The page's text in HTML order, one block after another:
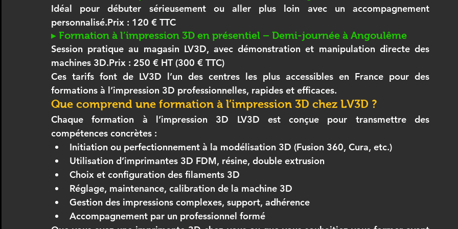
Idéal pour débuter sérieusement ou aller plus loin avec un accompagnement
personnalisé.Prix : 120 € TTC
▸ Formation à l’impression 3D en présentiel – Demi-journée à Angoulême
machines 3D.Prix : 250 € HT (300 € TTC)
formations à l’impression 3D professionnelles, rapides et efficaces.
Que comprend une formation à l’impression 3D chez LV3D ?
Chaque formation à l’impression 3D LV3D est conçue pour transmettre des
compétences concrètes :
Initiation ou perfectionnement à la modélisation 3D (Fusion 360, Cura, etc.)
Utilisation d’imprimantes 3D FDM, résine, double extrusion
Choix et configuration des filaments 3D
Réglage, maintenance, calibration de la machine 3D
Gestion des impressions complexes, support, adhérence
Accompagnement par un professionnel formé